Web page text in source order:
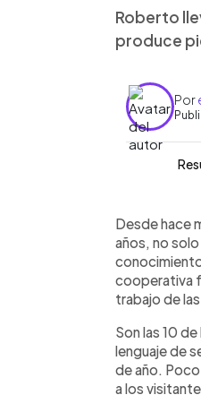
Roberto
produce
Por
con
Desde hace
años, no
cooperativa
trabajo de
Son las 10
lenguaje de
de año.
a los